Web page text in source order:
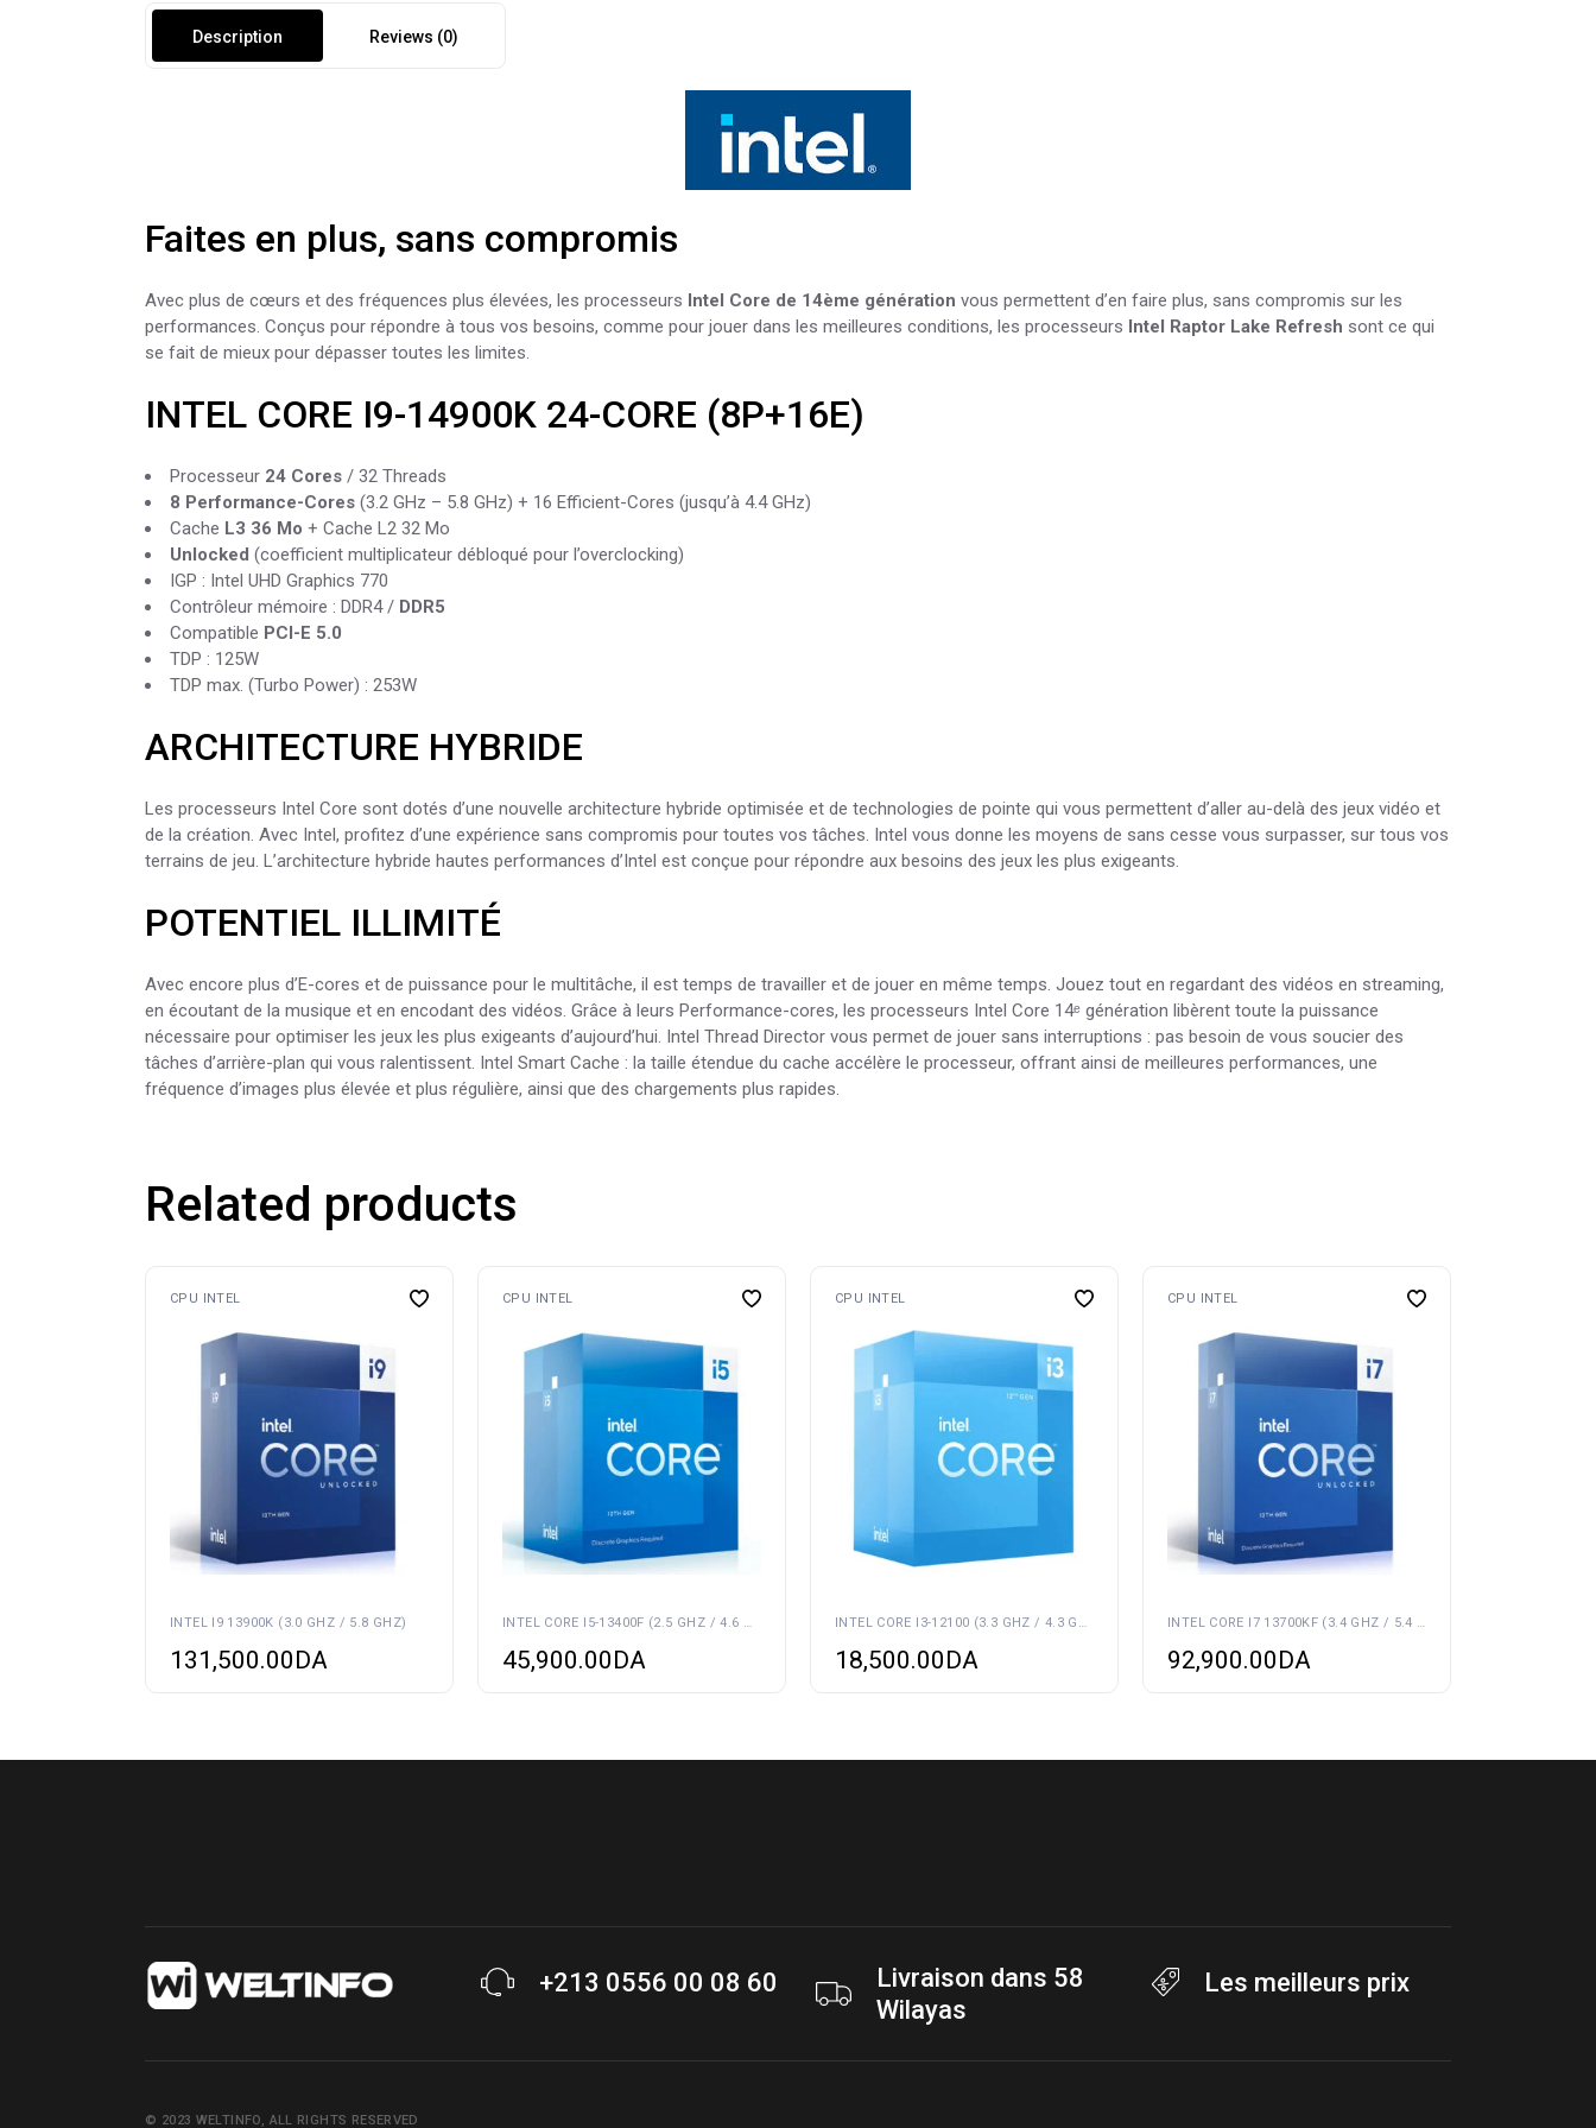
Description Reviews (0)
Faites en plus, sans compromis
Avec plus de cœurs et des fréquences plus élevées, les processeurs Intel Core de 14ème génération vous permettent d’en faire plus, sans compromis sur les
performances. Conçus pour répondre à tous vos besoins, comme pour jouer dans les meilleures conditions, les processeurs Intel Raptor Lake Refresh sont ce qui
se fait de mieux pour dépasser toutes les limites.
INTEL CORE I9-14900K 24-CORE (8P+16E)
Processeur 24 Cores / 32 Threads
8 Performance-Cores (3.2 GHz – 5.8 GHz) + 16 Efficient-Cores (jusqu’à 4.4 GHz)
Cache L3 36 Mo + Cache L2 32 Mo
Unlocked (coefficient multiplicateur débloqué pour l’overclocking)
IGP : Intel UHD Graphics 770
Contrôleur mémoire : DDR4 / DDR5
Compatible PCI-E 5.0
TDP : 125W
TDP max. (Turbo Power) : 253W
ARCHITECTURE HYBRIDE
Les processeurs Intel Core sont dotés d’une nouvelle architecture hybride optimisée et de technologies de pointe qui vous permettent d’aller au-delà des jeux vidéo et
de la création. Avec Intel, profitez d’une expérience sans compromis pour toutes vos tâches. Intel vous donne les moyens de sans cesse vous surpasser, sur tous vos
terrains de jeu. L’architecture hybride hautes performances d’Intel est conçue pour répondre aux besoins des jeux les plus exigeants.
POTENTIEL ILLIMITÉ
Avec encore plus d’E-cores et de puissance pour le multitâche, il est temps de travailler et de jouer en même temps. Jouez tout en regardant des vidéos en streaming,
en écoutant de la musique et en encodant des vidéos. Grâce à leurs Performance-cores, les processeurs Intel Core 14ᵉ génération libèrent toute la puissance
nécessaire pour optimiser les jeux les plus exigeants d’aujourd’hui. Intel Thread Director vous permet de jouer sans interruptions : pas besoin de vous soucier des
tâches d’arrière-plan qui vous ralentissent. Intel Smart Cache : la taille étendue du cache accélère le processeur, offrant ainsi de meilleures performances, une
fréquence d’images plus élevée et plus régulière, ainsi que des chargements plus rapides.
Related products
CPU INTEL
INTEL I9 13900K (3.0 GHZ / 5.8 GHZ)
131,500.00DA
CPU INTEL
INTEL CORE I5-13400F (2.5 GHZ / 4.6 GHZ)
45,900.00DA
CPU INTEL
INTEL CORE I3-12100 (3.3 GHZ / 4.3 GHZ)
18,500.00DA
CPU INTEL
INTEL CORE I7 13700KF (3.4 GHZ / 5.4 GHZ)
92,900.00DA
+213 0556 00 08 60
Livraison dans 58
Wilayas
Les meilleurs prix
© 2023 WELTINFO, ALL RIGHTS RESERVED